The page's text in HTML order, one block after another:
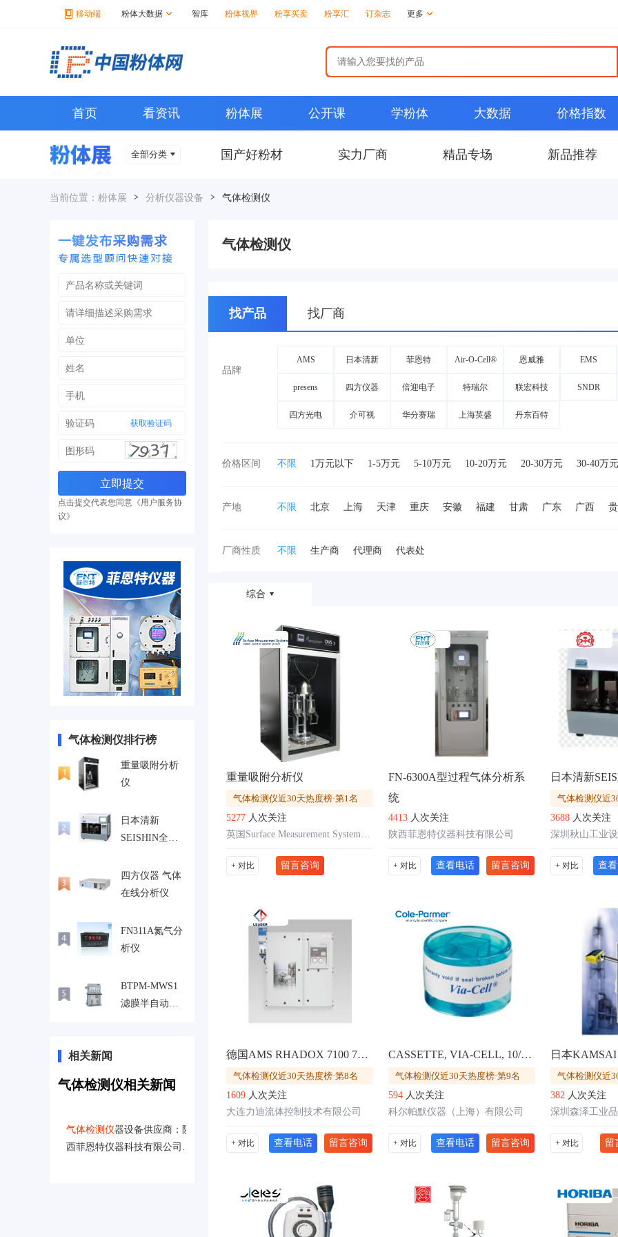
移动端 粉体大数据 智库 粉体视界 粉享买卖 粉享汇 订杂志 更多
首页 看资讯 粉体展 公开课 学粉体 大数据 价格指数
全部分类 国产好粉材 实力厂商 精品专场 新品推荐
当前位置： 粉体展 > 分析仪器设备 > 气体检测仪
获取验证码
点击提交代表您同意《用户服务协
议》
气体检测仪排行榜
重量吸附分析
仪
日本清新
SEISHIN全自
体真密度测定
装置MAT-7000
四方仪器 气体
在线分析仪
FN311A氮气分
析仪
BTPM-MWS1
滤膜半自动称
相关新闻
气体检测仪相关新闻
气体检测仪器设备供应商：陕
西菲恩特仪器科技有限公司入
气体检测仪
找产品 找厂商
品牌
AMS 日本清新 菲恩特 Air-O-Cell® 恩威雅 EMS
presens 四方仪器 倍迎电子 特瑞尔 联宏科技 SNDR
四方光电 介可视 华分赛瑞 上海英盛 丹东百特
价格区间 不限 1万元以下 1-5万元 5-10万元 10-20万元 20-30万元
30-40万元
产地 不限 北京 上海 天津 重庆 安徽 福建 甘肃 广东 广西
云南
浙江 台湾 香港 澳门
厂商性质 不限 生产商 代理商 代表处
综合
重量吸附分析仪
气体检测仪近30天热度榜·第1名
5277 人次关注
英国Surface Measurement Systems公司
+ 对比 留言咨询
FN-6300A型过程气体分析系
统
4413 人次关注
陕西菲恩特仪器科技有限公司
+ 对比 查看电话 留言咨询
气体检测仪近
3688 人次关注
深圳秋山工业
+ 对比 查
德国AMS RHADOX 7100 7300沃泊指数、空气需求、热值分析仪
气体检测仪近30天热度榜·第8名
1609 人次关注
大连力迪流体控制技术有限公司
+ 对比 查看电话 留言咨询
CASSETTE, VIA-CELL, 10/BX采样盒
气体检测仪近30天热度榜·第9名
594 人次关注
科尔帕默仪器（上海）有限公司
+ 对比 查看电话 留言咨询
气体检测仪近
382 人次关注
深圳森泽工业
+ 对比 留